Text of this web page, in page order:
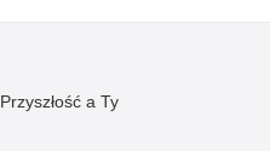
Przyszłość a Ty